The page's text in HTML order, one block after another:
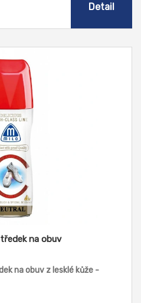
Detail
na obuv
na obuv z lesklé kůže -